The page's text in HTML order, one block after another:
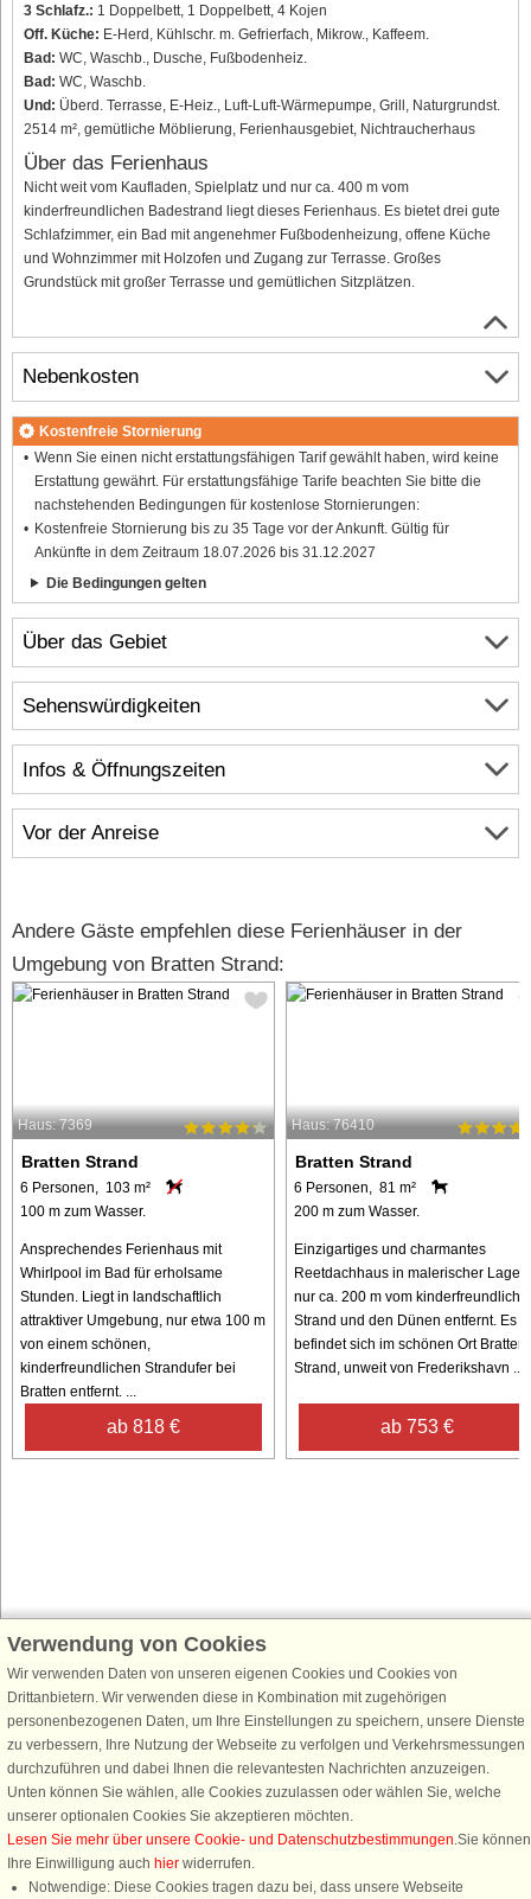
3 Schlafz.: 1 Doppelbett, 1 Doppelbett, 4 Kojen
Off. Küche: E-Herd, Kühlschr. m. Gefrierfach, Mikrow., Kaffeem.
Bad: WC, Waschb., Dusche, Fußbodenheiz.
Bad: WC, Waschb.
Und: Überd. Terrasse, E-Heiz., Luft-Luft-Wärmepumpe, Grill, Naturgrundst.
2514 m², gemütliche Möblierung, Ferienhausgebiet, Nichtraucherhaus
Über das Ferienhaus
Nicht weit vom Kaufladen, Spielplatz und nur ca. 400 m vom
kinderfreundlichen Badestrand liegt dieses Ferienhaus. Es bietet drei gute
Schlafzimmer, ein Bad mit angenehmer Fußbodenheizung, offene Küche
und Wohnzimmer mit Holzofen und Zugang zur Terrasse. Großes
Grundstück mit großer Terrasse und gemütlichen Sitzplätzen.
Über das Gebiet
Infos & Öffnungszeiten
Vor der Anreise
Nebenkosten
Kostenfreie Stornierung
Wenn Sie einen nicht erstattungsfähigen Tarif gewählt haben, wird keine
Erstattung gewährt. Für erstattungsfähige Tarife beachten Sie bitte die
nachstehenden Bedingungen für kostenlose Stornierungen:
Kostenfreie Stornierung bis zu 35 Tage vor der Ankunft. Gültig für
Ankünfte in dem Zeitraum 18.07.2026 bis 31.12.2027
Die Bedingungen gelten
Sehenswürdigkeiten
Andere Gäste empfehlen diese Ferienhäuser in der
Umgebung von Bratten Strand:
Haus: 7369
Bratten Strand
6 Personen, 103 m²
100 m zum Wasser.
Ansprechendes Ferienhaus mit
Whirlpool im Bad für erholsame
Stunden. Liegt in landschaftlich
attraktiver Umgebung, nur etwa 100 m
von einem schönen,
kinderfreundlichen Strandufer bei
Bratten entfernt. ...
ab 818 €
Haus: 76410
Bratten Strand
6 Personen, 81 m²
200 m zum Wasser.
Einzigartiges und charmantes
Reetdachhaus in malerischer Lage,
nur ca. 200 m vom
Strand und den Dünen entfernt. Es
befindet sich im schönen Ort Bratten
Strand, unweit von Frederikshavn ...
ab 753 €
Schließen Sie sich 100.000 Ferienhaus-Fans an
Erhalten Sie einen Willkommensgutschein von 25 €für Ihren nächsten
Ferienhausurlaub - melden Sie sich einfach für den DanCenter Newsletter
an. Verpassen Sie nie wieder exklusive Angebote, Gewinnspiele und
Urlaubstipps!
Newsletter abonnieren
Verwendung von Cookies
Wir verwenden Daten von unseren eigenen Cookies und Cookies von
Drittanbietern. Wir verwenden diese in Kombination mit zugehörigen
personenbezogenen Daten, um Ihre Einstellungen zu speichern, unsere Dienste
zu verbessern, Ihre Nutzung der Webseite zu verfolgen und Verkehrsmessungen
durchzuführen und dabei Ihnen die relevantesten Nachrichten anzuzeigen.
Unten können Sie wählen, alle Cookies zuzulassen oder wählen Sie, welche
unserer optionalen Cookies Sie akzeptieren möchten.
Lesen Sie mehr über unsere Cookie- und Datenschutzbestimmungen.Sie können
Ihre Einwilligung auch hier widerrufen.
Notwendige: Diese Cookies tragen dazu bei, dass unsere Webseite